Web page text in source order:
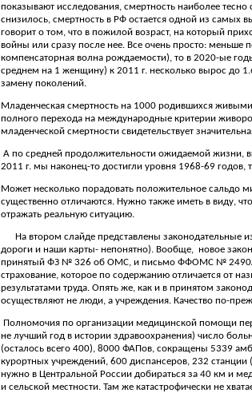
показывают исследования, смертность наиболее
снизилось, смертность в РФ остается одной из самых
говорит о том, что в пожилой возраст, на который
войны или сразу после нее. Все очень просто: меньше
компенсаторная волна рождаемости), то в 2020-ые
среднем на 1 женщину) к 2011 г. несколько вырос до
замену поколений.
Младенческая смертность на 1000 родившихся
полного перехода на международные критерии
младенческой смертности свидетельствует
А по средней продолжительности ожидаемой жизни,
2011 г. мы наконец-то достигли уровня 1968-69
Может несколько порадовать положительное сальдо
существенно отличаются. Нужно также иметь в виду,
отражать реальную ситуацию.
На втором слайде представлены законодательные
дороги и наши карты- непонятно). Вообще, новое
принятый ФЗ № 326 об ОМС, и письмо ФФОМС № 2490/30
страхование, которое по содержанию отличается от
результатами труда. Опять же, как и в принятом
осуществляют не люди, а учреждения. Качество по-
Полномочия по организации медицинской помощи
не лучший год в истории здравоохранения) число
(осталось всего 400), 8000 ФАПов, сокращены 5339
курортных учреждений, 600 диспансеров, 232
нужно в Центральной России добираться за 40 км и
и сельской местности. Там же катастрофически не